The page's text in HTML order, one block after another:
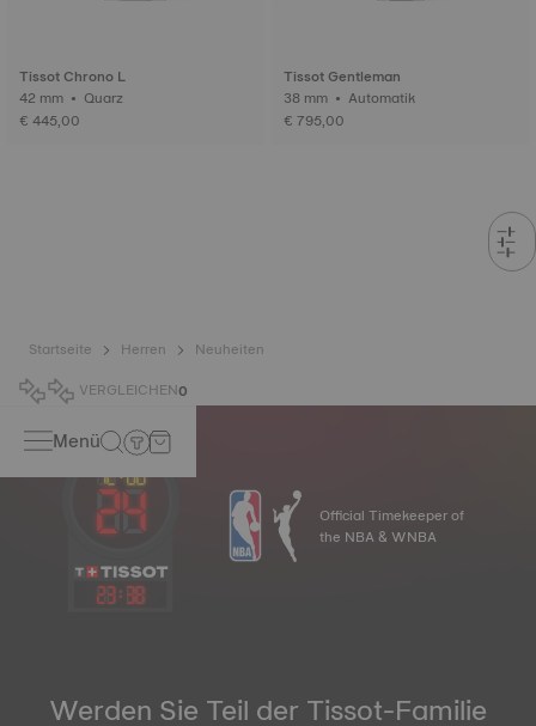
Tissot Chrono L
42 mm • Quarz
€ 445,00
Tissot Gentleman
38 mm • Automatik
€ 795,00
Startseite Herren
Neuheiten
VERGLEICHEN0
Menü
23: 38
Official Timekeeper of
the NBA & WNBA
Werden Sie Teil der Tissot-Familie